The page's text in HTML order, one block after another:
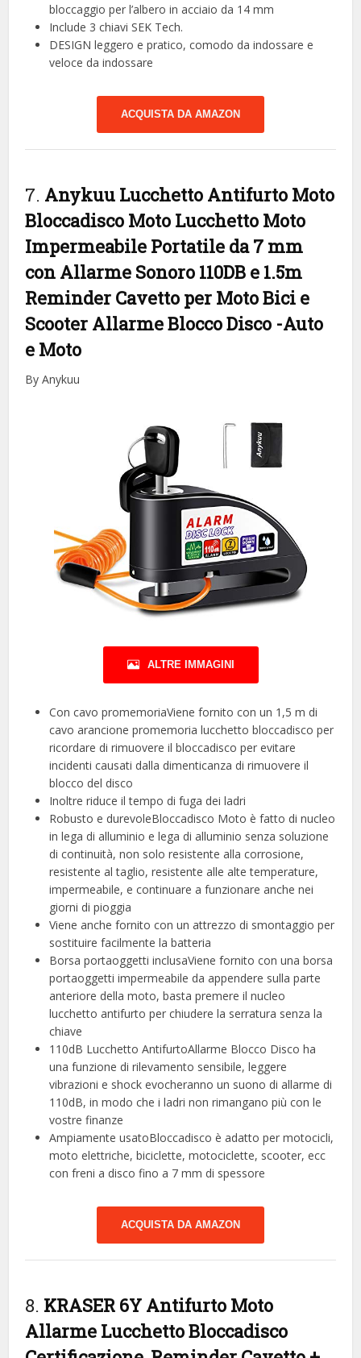
bloccaggio per l’albero in acciaio da 14 mm
Include 3 chiavi SEK Tech.
DESIGN leggero e pratico, comodo da indossare e
veloce da indossare
ACQUISTA DA AMAZON
7. Anykuu Lucchetto Antifurto Moto
Bloccadisco Moto Lucchetto Moto
Impermeabile Portatile da 7 mm
con Allarme Sonoro 110DB e 1.5m
Reminder Cavetto per Moto Bici e
Scooter Allarme Blocco Disco -Auto
e Moto
By Anykuu
ALTRE IMMAGINI
Con cavo promemoriaViene fornito con un 1,5 m di
cavo arancione promemoria lucchetto bloccadisco per
ricordare di rimuovere il bloccadisco per evitare
incidenti causati dalla dimenticanza di rimuovere il
blocco del disco
Inoltre riduce il tempo di fuga dei ladri
Robusto e durevoleBloccadisco Moto è fatto di nucleo
in lega di alluminio e lega di alluminio senza soluzione
di continuità, non solo resistente alla corrosione,
resistente al taglio, resistente alle alte temperature,
impermeabile, e continuare a funzionare anche nei
giorni di pioggia
Viene anche fornito con un attrezzo di smontaggio per
sostituire facilmente la batteria
Borsa portaoggetti inclusaViene fornito con una borsa
portaoggetti impermeabile da appendere sulla parte
anteriore della moto, basta premere il nucleo
lucchetto antifurto per chiudere la serratura senza la
chiave
110dB Lucchetto AntifurtoAllarme Blocco Disco ha
una funzione di rilevamento sensibile, leggere
vibrazioni e shock evocheranno un suono di allarme di
110dB, in modo che i ladri non rimangano più con le
vostre finanze
Ampiamente usatoBloccadisco è adatto per motocicli,
moto elettriche, biciclette, motociclette, scooter, ecc
con freni a disco fino a 7 mm di spessore
ACQUISTA DA AMAZON
8. KRASER 6Y Antifurto Moto
Allarme Lucchetto Bloccadisco